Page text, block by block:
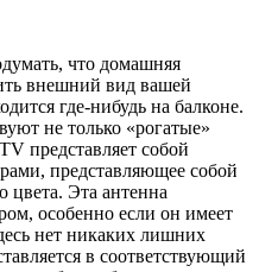
что домашняя
внешний вид вашей
где-нибудь на балконе.
не только «рогатые»
представляет собой
представляющее собой
цвета. Эта антенна
особенно если он имеет
нет никаких лишних
в соответствующий